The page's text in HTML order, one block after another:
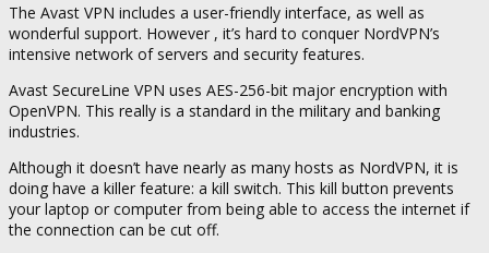
The Avast VPN includes a user-friendly interface, as well as
wonderful support. However , it’s hard to conquer NordVPN’s
intensive network of servers and security features.
Avast SecureLine VPN uses AES-256-bit major encryption with
OpenVPN. This really is a standard in the military and banking
industries.
Although it doesn’t have nearly as many hosts as NordVPN, it is
doing have a killer feature: a kill switch. This kill button prevents
your laptop or computer from being able to access the internet if
the connection can be cut off.